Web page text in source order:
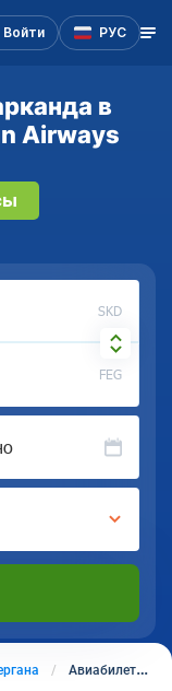
Войти РУС
в
Airways
SKD
FEG
Авиабилеты из Самарканда в Фергану